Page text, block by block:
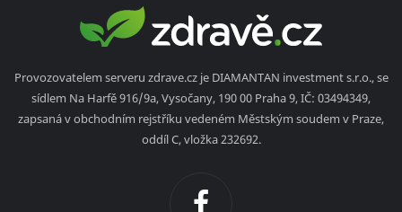
Provozovatelem serveru zdrave.cz je DIAMANTAN investment s.r.o., se
sídlem Na Harfě 916/9a, Vysočany, 190 00 Praha 9, IČ: 03494349,
zapsaná v obchodním rejstříku vedeném Městským soudem v Praze,
oddíl C, vložka 232692.